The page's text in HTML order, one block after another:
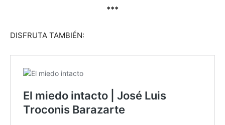
***
DISFRUTA TAMBIÉN: